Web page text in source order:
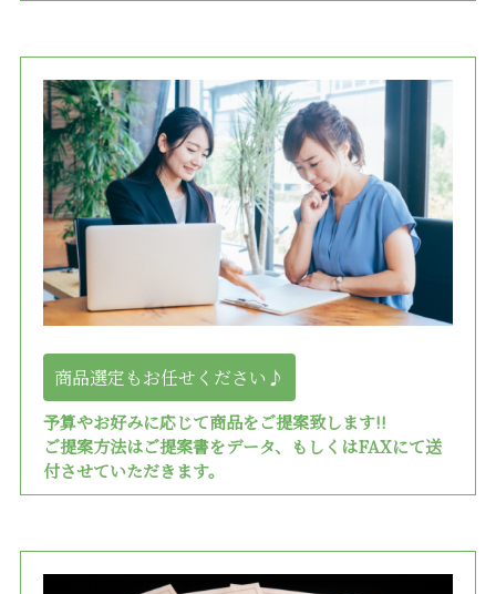
商品選定もお任せください♪
予算やお好みに応じて商品をご提案致します!!
ご提案方法はご提案書をデータ、もしくはFAXにて送
付させていただきます。